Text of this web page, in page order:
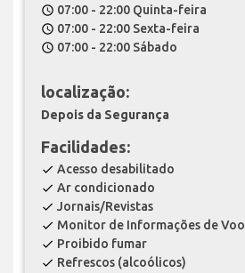
schedule 07:00 - 22:00 Quinta-feira
schedule 07:00 - 22:00 Sexta-feira
schedule 07:00 - 22:00 Sábado
localização:
Depois da Segurança
Facilidades:
check Acesso desabilitado
check Ar condicionado
check Jornais/Revistas
check Monitor de Informações de Voo
check Proibido fumar
check Refrescos (alcoólicos)